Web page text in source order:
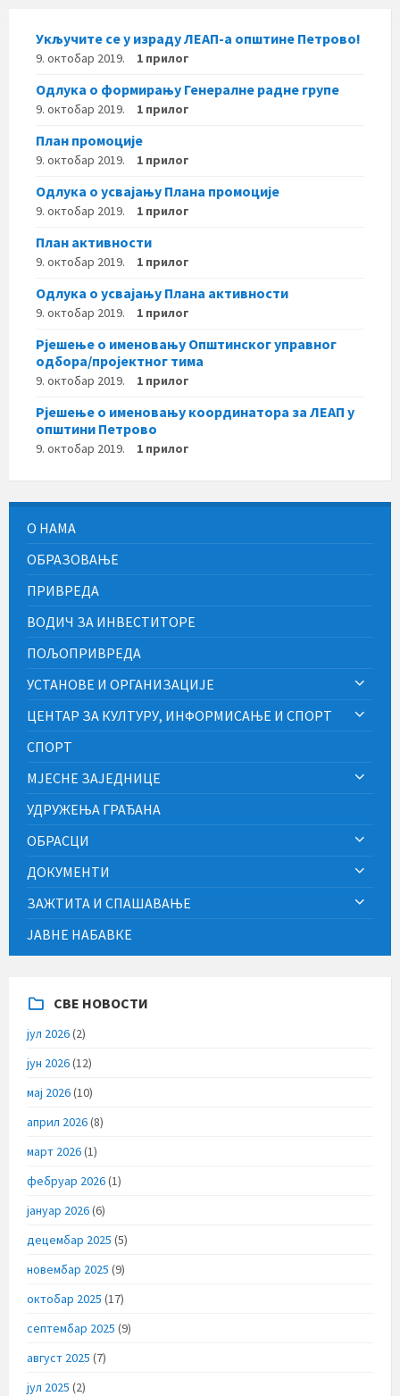
Укључите се у израду ЛЕАП-а општине Петрово!
9. октобар 2019. 1 прилог
Одлука о формирању Генералне радне групе
9. октобар 2019. 1 прилог
План промоције
9. октобар 2019. 1 прилог
Одлука о усвајању Плана промоције
9. октобар 2019. 1 прилог
План активности
9. октобар 2019. 1 прилог
Одлука о усвајању Плана активности
9. октобар 2019. 1 прилог
Рјешење о именовању Општинског управног
одбора/пројектног тима
9. октобар 2019. 1 прилог
Рјешење о именовању координатора за ЛЕАП у
општини Петрово
9. октобар 2019. 1 прилог
О НАМА
ОБРАЗОВАЊЕ
ПРИВРЕДА
ВОДИЧ ЗА ИНВЕСТИТОРЕ
ПОЉОПРИВРЕДА
УСТАНОВЕ И ОРГАНИЗАЦИЈЕ
ЦЕНТАР ЗА КУЛТУРУ, ИНФОРМИСАЊЕ И СПОРТ
СПОРТ
МЈЕСНЕ ЗАЈЕДНИЦЕ
УДРУЖЕЊА ГРАЂАНА
ОБРАСЦИ
ДОКУМЕНТИ
ЗАЖТИТА И СПАШАВАЊЕ
ЈАВНЕ НАБАВКЕ
СВЕ НОВОСТИ
јул 2026(2)
јун 2026(12)
мај 2026(10)
април 2026(8)
март 2026(1)
фебруар 2026(1)
јануар 2026(6)
децембар 2025 (5)
новембар 2025 (9)
октобар 2025 (17)
септембар 2025 (9)
август 2025 (7)
јул 2025 (2)